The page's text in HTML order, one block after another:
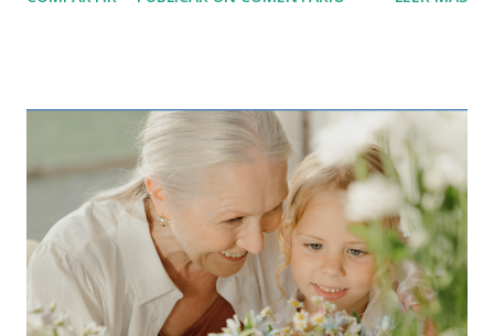
espacio que sea cómodo y elegante. En el hogar se debe
referencia a la limpieza del hogar debemos tomar
consciencia que mantener un hogar limpio es
tranquilizador y si se tiene orden más beneficioso aún. Por
otra parte si hay niños en el hogar, estos necesitan
contacto con la tierra, las plantas y los animales. Por esta
razón cuidar no caer en exageraciones. La limpieza genera
múltiples beneficios para la salud, entre ellos relajación,